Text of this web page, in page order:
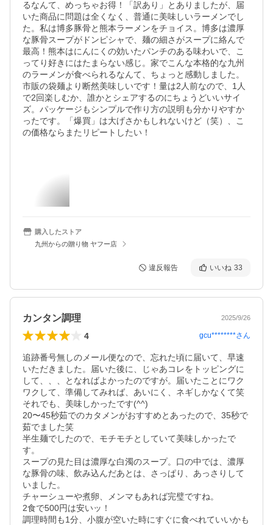
るなんて、めっちゃお得！「訳あり」とありましたが、届
いた商品に問題は全くなく、普通に美味しいラーメンでし
た。私は博多豚骨と熊本ラーメンをチョイス。博多は濃厚
な豚骨スープがドンピシャで、麺の細さがスープに絡んで
最高！熊本はにんにくの効いたパンチのある味わいで、こ
ってり好きにはたまらない感じ。家でこんな本格的な九州
のラーメンが食べられるなんて、ちょっと感動しました。
市販の袋麺より断然美味しいです！量は2人前なので、1人
で2回楽しむか、誰かとシェアするのにちょうどいいサイ
ズ。パッケージもシンプルで作り方の説明も分かりやすか
ったです。「爆買」は大げさかもしれないけど（笑）、こ
の価格ならまたリピートしたい！
購入したストア
九州からの贈り物 ヤフー店
違反報告 いいね 33
カンタン調理 2025/9/26
4 gcu********さん
追跡番号無しのメール便なので、忘れた頃に届いて、早速
いただきました。届いた後に、じゃあコレをトッピングに
して、、、となればよかったのですが。届いたことにワク
ワクして、準備してみれば、あいにく、ネギしかなくて笑
それでも、美味しかったです(^^)
20〜45秒茹でのカタメンがおすすめとあったので、35秒で
茹でました笑
半生麺でしたので、モチモチとしていて美味しかったで
す。
スープの見た目は濃厚な白濁のスープ。口の中では、濃厚
な豚骨の味、飲み込んだあとは、さっぱり、あっさりして
いました。
チャーシューや煮卵、メンマもあれば完璧ですね。
2食で500円は安いッ！
調理時間も1分、小腹が空いた時にすぐに食べれていいかも